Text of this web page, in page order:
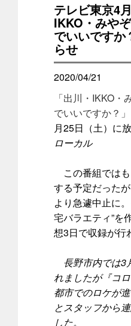
テレビ東京4
IKKO・みや
でいいですか
らせ
2020/04/21
「出川・IKKO・
でいいですか？
月25日（土）に
ローカル
この番組では
する予定だった
より急遽中止に
宅バラエティ”を
想3日で収録が行
長野市内では3
れましたが『コ
都市でのロケが
とスタッフから
した。